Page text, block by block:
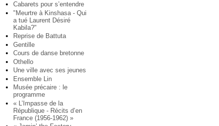
Cabarets pour s’entendre
"Meurtre à Kinshasa - Qui
a tué Laurent Désiré
Kabila?"
Reprise de Battuta
Gentille
Cours de danse bretonne
Othello
Une ville avec ses jeunes
Ensemble Lin
Musée précaire : le
programme
« L’Impasse de la
République - Récits d’en
France (1956-1962) »